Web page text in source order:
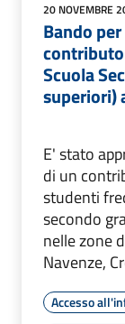
20 NOVEMBRE
Bando
Scuola
superiori)
E' stato
di un
studenti
secondo
nelle zone
Navenze,
Accesso